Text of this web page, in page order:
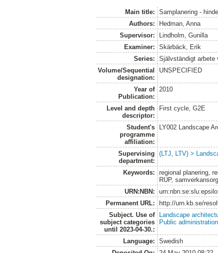
Main title:
Samplanering -
Authors:
Hedman, Anna
Supervisor:
Lindholm, Gunilla
Examiner:
Skärbäck, Erik
Series:
Självständigt arbete
Volume/Sequential
designation:
UNSPECIFIED
Year of
Publication:
2010
Level and depth
descriptor:
First cycle, G2E
Student's
programme
affiliation:
LY002 Landscape
Supervising
department:
(LTJ, LTV) >
Keywords:
regional planering,
RUP,
URN:NBN:
Permanent URL:
http://urn.kb.se/
Subject. Use of
subject categories
until 2023-04-30.:
Landscape
Public administration
Language:
Swedish